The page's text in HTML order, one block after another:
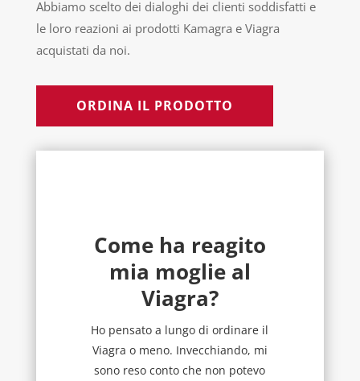
Abbiamo scelto dei dialoghi dei clienti soddisfatti e
le loro reazioni ai prodotti Kamagra e Viagra
acquistati da noi.
ORDINA IL PRODOTTO
Come ha reagito
mia moglie al
Viagra?
Ho pensato a lungo di ordinare il
Viagra o meno. Invecchiando, mi
sono reso conto che non potevo